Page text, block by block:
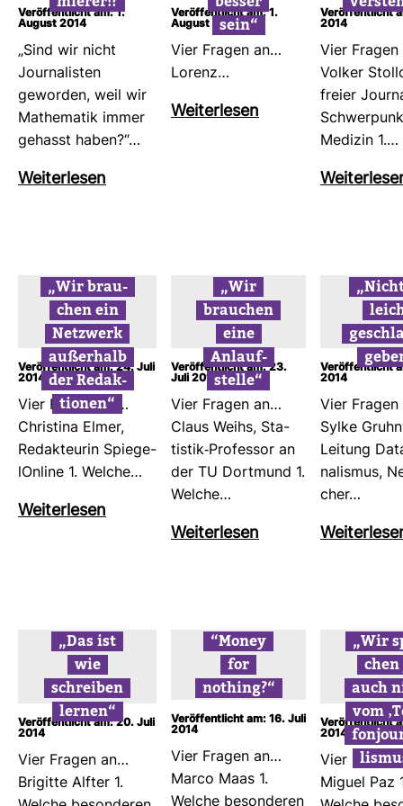
Veröffentlicht am: 1.
August 2014
„Sind wir nicht
Jour­na­listen
geworden, weil wir
Mathe­matik immer
gehasst haben?“…
Wei­ter­lesen
sein“
Veröffentlicht am: 1.
August 2014
Vier Fragen an…
Lorenz…
Wei­ter­lesen
Veröffentlicht
2014
Vier
Volker
freier
Medizin 1.…
„Wir brau­
chen ein
Netz­werk
außer­halb
der Redak­
tionen“
Veröffentlicht am: 24. Juli
2014
Vier Fragen an…
Chris­tina Elmer,
Redak­teurin Spie­ge­
lOn­line 1. Welche…
Wei­ter­lesen
„Wir
brau­chen
eine
Anlauf­
stelle“
Veröffentlicht am: 23.
Juli 2014
Vier Fragen an…
Claus Weihs, Sta­
tistik-​Pro­fessor an
der TU Dort­mund 1.
Welche…
Wei­ter­lesen
Veröffentlicht
2014
Vier
Sylke
Lei­tung
na­lismus,
cher…
„Das ist
wie
schreiben
lernen“
Veröffentlicht am: 20. Juli
2014
Vier Fragen an…
Bri­gitte Alfter 1.
“Money
for
nothing?“
Veröffentlicht am: 16. Juli
2014
Vier Fragen an…
Marco Maas 1.
Welche beson­deren
„Wir
chen
auch
vom
Veröffentlicht
2014
Vier
Miguel Paz